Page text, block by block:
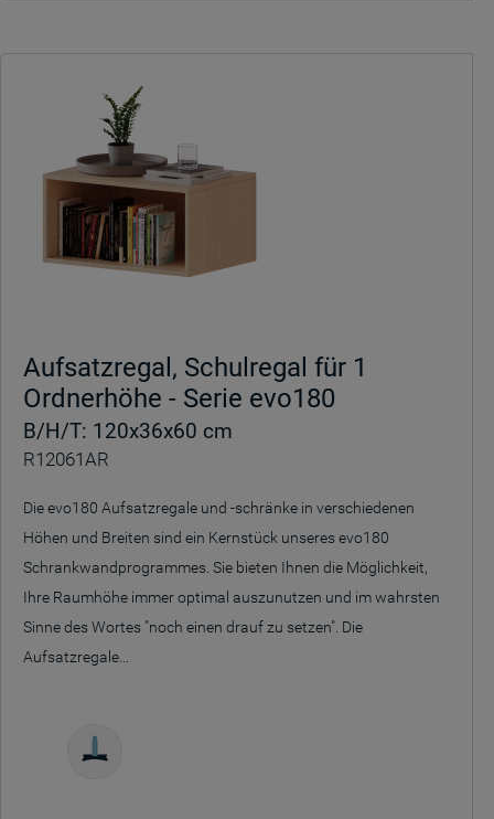
Aufsatzregal, Schulregal für 1
Ordnerhöhe - Serie evo180
B/H/T: 120x36x60 cm
R12061AR
Die evo180 Aufsatzregale und -schränke in verschiedenen
Höhen und Breiten sind ein Kernstück unseres evo180
Schrankwandprogrammes. Sie bieten Ihnen die Möglichkeit,
Ihre Raumhöhe immer optimal auszunutzen und im wahrsten
Sinne des Wortes "noch einen drauf zu setzen". Die
Aufsatzregale...